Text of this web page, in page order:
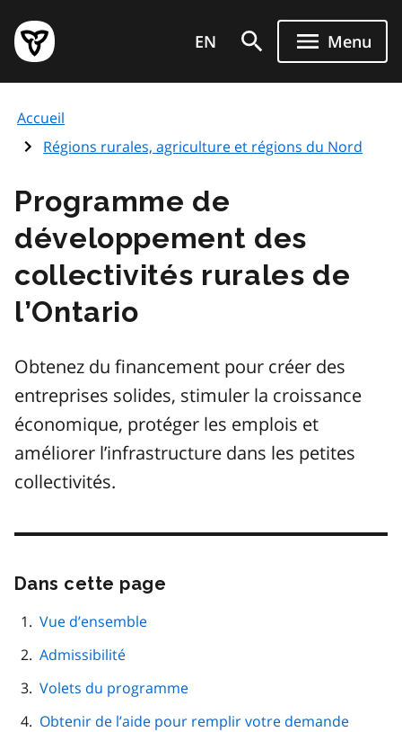
au
contenu
principal
Page
d'accueil
de
l'Ontario
EN Menu
Accueil
Régions rurales, agriculture et régions du Nord
Programme de
développement des
collectivités rurales de
l’Ontario
Obtenez du financement pour créer des
entreprises solides, stimuler la croissance
économique, protéger les emplois et
améliorer l’infrastructure dans les petites
collectivités.
Dans cette page
Vue d’ensemble
Admissibilité
Volets du programme
Obtenir de l’aide pour remplir votre demande